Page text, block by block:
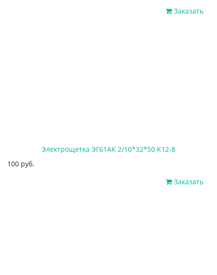
Заказать
Электрощетка ЭГ61АК 2/10*32*50 К12-8
100 руб.
Заказать